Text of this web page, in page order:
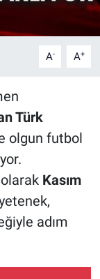
A- A+
Türk
olgun futbol
Kasım
adım